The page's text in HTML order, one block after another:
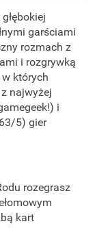
garściami
rozmach z
i rozgrywką
których
najwyżej
i
5) gier
rozegrasz
kart